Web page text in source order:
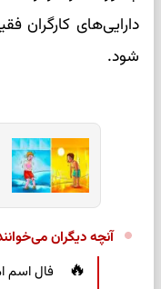
دارایی‌های کارگران
شود.
آنچه دیگران